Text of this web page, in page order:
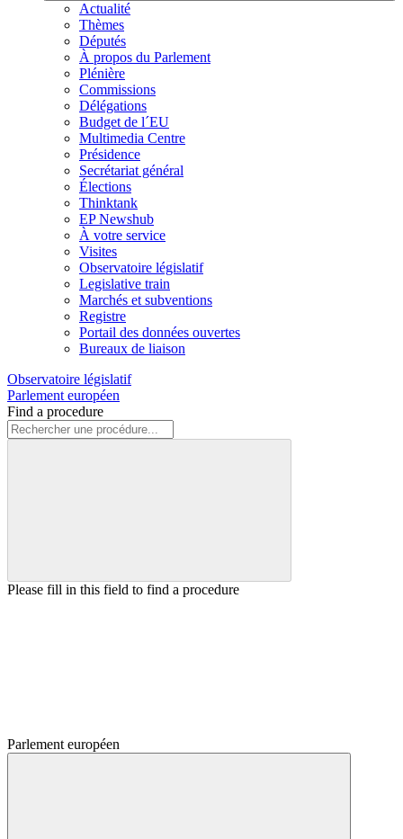
Actualité
Thèmes
Députés
À propos du Parlement
Plénière
Commissions
Délégations
Budget de l´EU
Multimedia Centre
Présidence
Secrétariat général
Élections
Thinktank
EP Newshub
À votre service
Visites
Observatoire législatif
Legislative train
Marchés et subventions
Registre
Portail des données ouvertes
Bureaux de liaison
Observatoire législatif
Parlement européen
Find a procedure
Please fill in this field to find a procedure
Parlement européen